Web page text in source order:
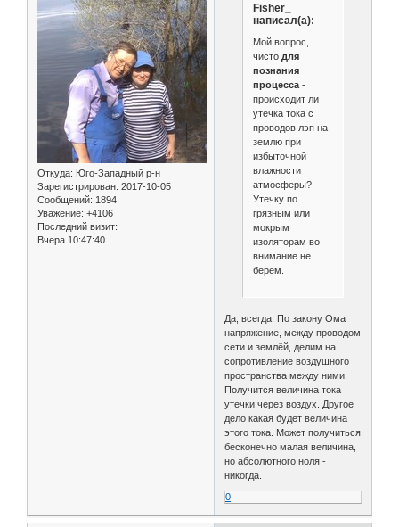
Откуда: Юго-Западный р-н
Зарегистрирован: 2017-10-05
Сообщений: 1894
Уважение: +4106
Последний визит:
Вчера 10:47:40
Fisher_
написал(а):
Мой вопрос,
чисто для
познания
процесса-
происходит ли
утечка тока с
проводов лэп на
землю при
избыточной
влажности
атмосферы?
Утечку по
грязным или
мокрым
изоляторам во
внимание не
берем.
Да, всегда. По закону Ома
напряжение, между проводом
сети и землёй, делим на
сопротивление воздушного
пространства между ними.
Получится величина тока
утечки через воздух. Другое
дело какая будет величина
этого тока. Может получиться
бесконечно малая величина,
но абсолютного ноля -
никогда.
0